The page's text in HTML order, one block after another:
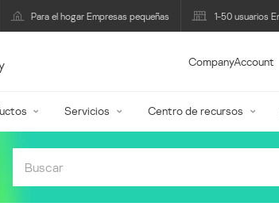
Para el hogar Empresas pequeñas 1-50 usuarios
CompanyAccount
Servicios Centro de recursos